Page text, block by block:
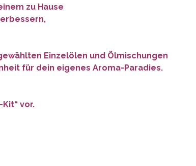
zu Hause
Einzelölen und Ölmischungen
für dein eigenes Aroma-Paradies.
vor.